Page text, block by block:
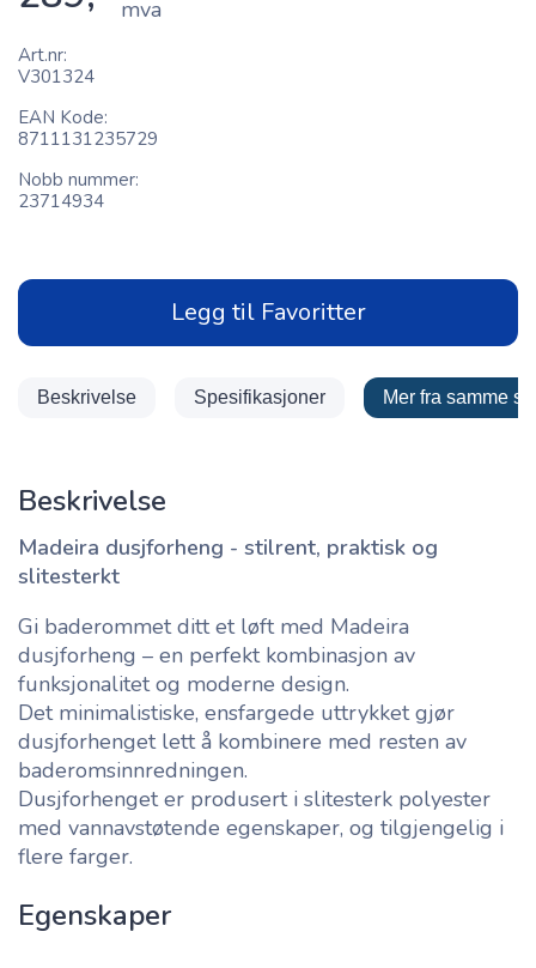
Art.nr
V301324
EAN Kode
8711131235729
Nobb nummer
23714934
mva
Legg til Favoritter
Beskrivelse Spesifikasjoner Mer fra samme
Beskrivelse
Madeira dusjforheng - stilrent, praktisk og
slitesterkt
Gi baderommet ditt et løft med Madeira
dusjforheng – en perfekt kombinasjon av
funksjonalitet og moderne design.
Det minimalistiske, ensfargede uttrykket gjør
dusjforhenget lett å kombinere med resten av
baderomsinnredningen.
Dusjforhenget er produsert i slitesterk polyester
med vannavstøtende egenskaper, og tilgjengelig i
flere farger.
Egenskaper